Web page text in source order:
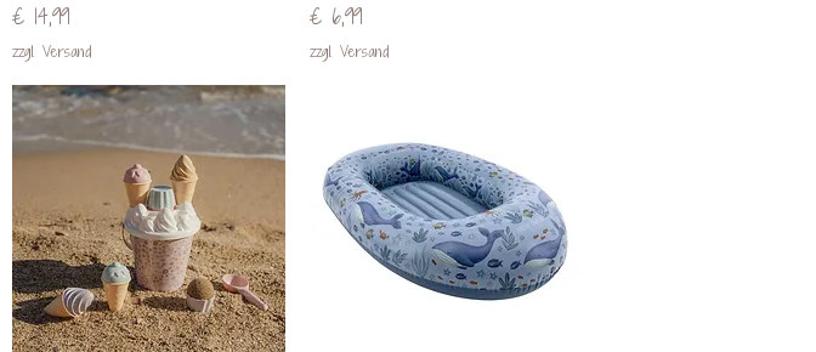
Preis
€ 14,99
zzgl. Versand
Preis
€ 6,99
zzgl. Versand